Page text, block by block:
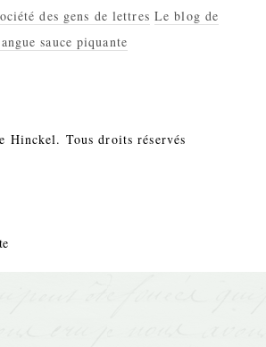
des gens de lettres Le blog de
sauce piquante
Hinckel. Tous droits réservés